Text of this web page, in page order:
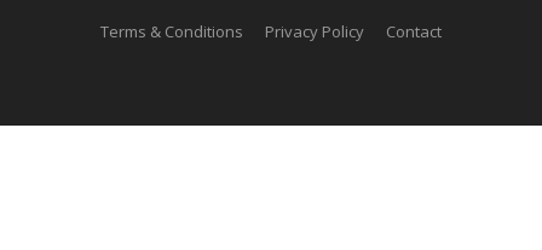
Terms & Conditions
Privacy Policy Contact